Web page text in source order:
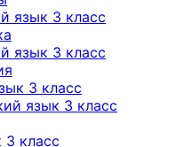
язык 3 класс
язык 3 класс
3 класс
язык 3 класс
класс